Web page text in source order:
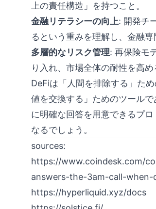
上の責任構造」を持つこと。
金融リテラシーの向上: 開発チ
るという重みを理解し、金融専
多層的なリスク管理: 再保険モ
り入れ、市場全体の耐性を高め
DeFiは「人間を排除する」た
値を交換する」ためのツール
に明確な回答を用意できるプ
なるでしょう。
sources:
https://www.coindesk.com/
answers-the-3am-call-when-
https://hyperliquid.xyz/docs